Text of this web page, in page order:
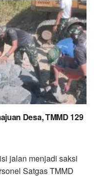
Desa, TMMD 129
jalan menjadi saksi
Satgas TMMD